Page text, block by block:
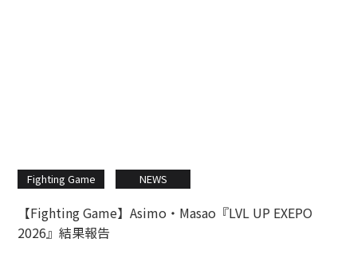
Fighting Game NEWS
【Fighting Game】Asimo・Masao『LVL UP EXEPO
2026』結果報告